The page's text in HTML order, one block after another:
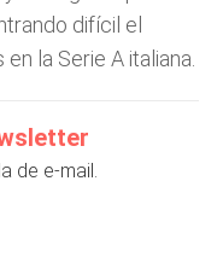
difícil el
la Serie A italiana.
de e-mail.